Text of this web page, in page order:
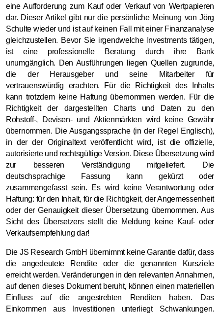
eine Aufforderung zum Kauf oder Verkauf von Wertpapieren
dar. Dieser Artikel gibt nur die persönliche Meinung von Jörg
Schulte wieder und ist auf keinen Fall mit einer Finanzanalyse
gleichzustellen. Bevor Sie irgendwelche Investments tätigen,
ist eine professionelle Beratung durch ihre Bank
unumgänglich. Den Ausführungen liegen Quellen zugrunde,
die der Herausgeber und seine Mitarbeiter für
vertrauenswürdig erachten. Für die Richtigkeit des Inhalts
kann trotzdem keine Haftung übernommen werden. Für die
Richtigkeit der dargestellten Charts und Daten zu den
Rohstoff-, Devisen- und Aktienmärkten wird keine Gewähr
übernommen. Die Ausgangssprache (in der Regel Englisch),
in der der Originaltext veröffentlicht wird, ist die offizielle,
autorisierte und rechtsgültige Version. Diese Übersetzung wird
zur besseren Verständigung mitgeliefert. Die
deutschsprachige Fassung kann gekürzt oder
zusammengefasst sein. Es wird keine Verantwortung oder
Haftung: für den Inhalt, für die Richtigkeit, der Angemessenheit
oder der Genauigkeit dieser Übersetzung übernommen. Aus
Sicht des Übersetzers stellt die Meldung keine Kauf- oder
Verkaufsempfehlung dar!
Die JS Research GmbH übernimmt keine Garantie dafür, dass
die angedeutete Rendite oder die genannten Kursziele
erreicht werden. Veränderungen in den relevanten Annahmen,
auf denen dieses Dokument beruht, können einen materiellen
Einfluss auf die angestrebten Renditen haben. Das
Einkommen aus Investitionen unterliegt Schwankungen.